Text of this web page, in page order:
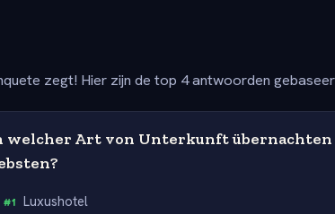
zegt! Hier zijn de top 4 antwoorden
welcher Art von Unterkunft übernachten
#1 Luxushotel